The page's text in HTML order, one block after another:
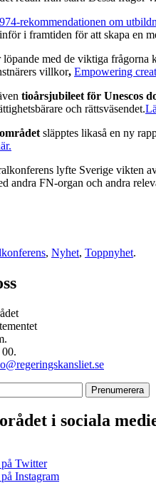
rekommendationen om
i framtiden för att skapa en
löpande med de viktiga
villkor, Empowering
tioårsjubileet för Unescos
och rättsväsendet.
släpptes likaså en ny
lyfte Sverige vikten
andra FN-organ och andra
, Nyhet, Toppnyhet.
i sociala
Twitter
Instagram